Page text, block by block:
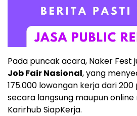
Pada puncak acara, Naker Fest
Job Fair Nasional, yang
175.000 lowongan kerja dari
secara langsung maupun
Karirhub SiapKerja.